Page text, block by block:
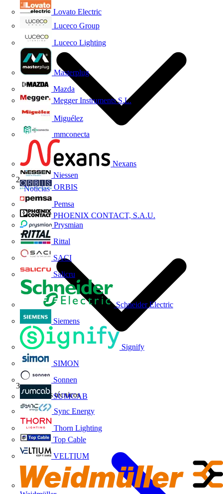
Lovato Electric
Luceco Group
Luceco Lighting
Masterplug
Mazda
Megger Instruments S.L.
Miguélez
mmconecta
Nexans
Niessen
ORBIS
Pemsa
PHOENIX CONTACT, S.A.U.
Prysmian
Rittal
SACI
Salicru
Schneider Electric
Siemens
Signify
SIMON
Sonnen
SUMCAB
Sync Energy
Thorn Lighting
Top Cable
VELTIUM
Noticias
Artículos técnicos